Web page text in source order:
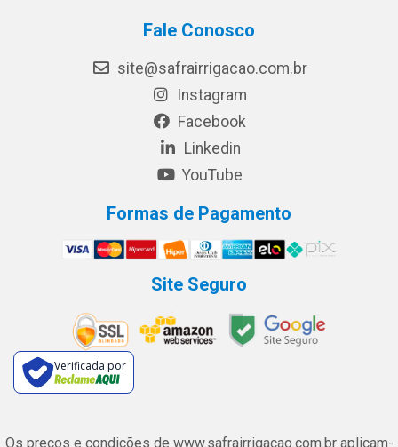
Fale Conosco
site@safrairrigacao.com.br
Instagram
Facebook
Linkedin
YouTube
Formas de Pagamento
Site Seguro
Verificada por
Os preços e condições de www.safrairrigacao.com.br aplicam-